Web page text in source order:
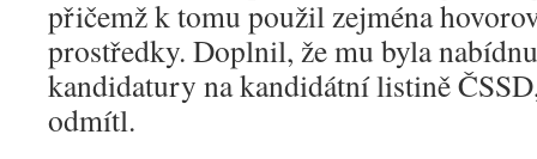
přičemž k tomu použil zejména
prostředky. Doplnil, že mu byla
kandidatury na kandidátní listině
odmítl.